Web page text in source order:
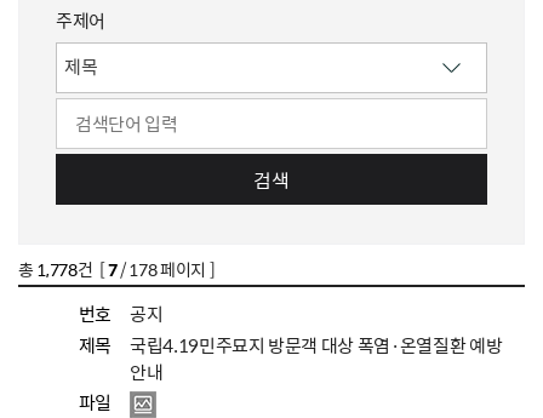
주제어
검색
총 1,778건 [7/ 178 페이지 ]
번호
공지
제목
국립4.19민주묘지 방문객 대상 폭염·온열질환 예방
안내
파일